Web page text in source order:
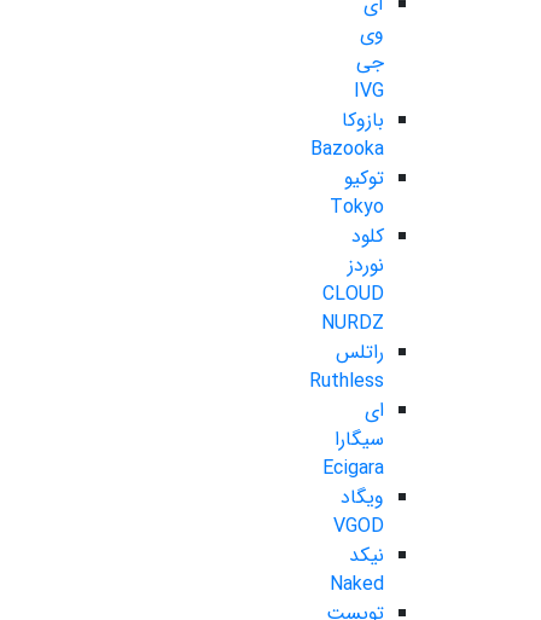
وی
جی
IVG
بازوکا
Bazooka
توکیو
Tokyo
کلود
نوردز
CLOUD
NURDZ
راتلس
Ruthless
ای
سیگارا
Ecigara
ویگاد
VGOD
نیکد
Naked
تویست